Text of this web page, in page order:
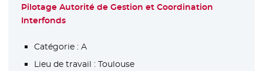
Pilotage Autorité de Gestion et Coordination
Interfonds
Catégorie : A
Lieu de travail : Toulouse